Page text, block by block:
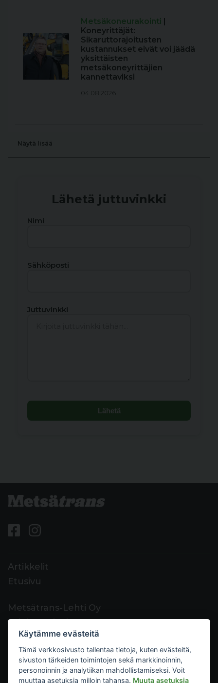
Metsäkoneurakointi |
Koneyrittäjät:
Sikaruttorajoitusten
kustannukset eivät voi jäädä
yksittäisten
metsäkoneyrittäjien
kannettaviksi
04.08.2026
Näytä lisää
Lähetä juttuvinkki
Nimi
Sähköposti
Juttuvinkki
Lähetä
Artikkelit
Etusivu
Metsätrans-Lehti Oy
Asiakaspalvelu
Yhteystiedot
Palaute
Mediakortti
Käytämme evästeitä
Tämä verkkosivusto tallentaa tietoja, kuten evästeitä,
sivuston tärkeiden toimintojen sekä markkinoinnin,
personoinnin ja analytiikan mahdollistamiseksi. Voit
muuttaa asetuksia milloin tahansa. Muuta asetuksia